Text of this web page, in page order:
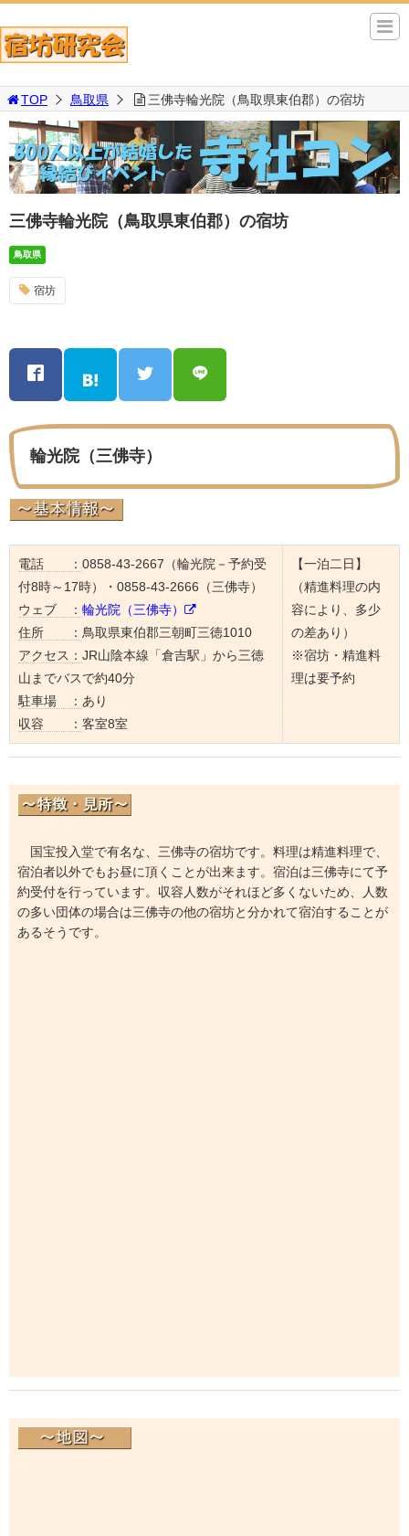
TOP 鳥取県 三佛寺輪光院（鳥取県東伯郡）の宿坊
三佛寺輪光院（鳥取県東伯郡）の宿坊
鳥取県
宿坊
輪光院（三佛寺）
電話 ： 0858-43-2667（輪光院－予約受
付8時～17時）・0858-43-2666（三佛寺）
ウェブ ： 輪光院（三佛寺）
住所 ： 鳥取県東伯郡三朝町三徳1010
アクセス： JR山陰本線「倉吉駅」から三徳
山までバスで約40分
駐車場 ： あり
収容 ： 客室8室
【一泊二日】
（精進料理の内
容により、多少
の差あり）
※宿坊・精進料
理は要予約
国宝投入堂で有名な、三佛寺の宿坊です。料理は精進料理で、
宿泊者以外でもお昼に頂くことが出来ます。宿泊は三佛寺にて予
約受付を行っています。収容人数がそれほど多くないため、人数
の多い団体の場合は三佛寺の他の宿坊と分かれて宿泊することが
あるそうです。